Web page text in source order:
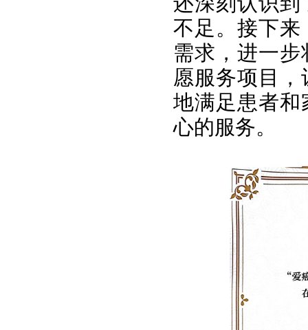
不足。接下
需求，进一
愿服务项目
地满足患者
心的服务。